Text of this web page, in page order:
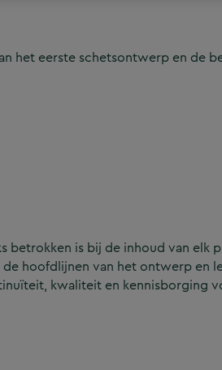
het eerste schetsontwerp en de
is bij de inhoud van elk
hoofdlijnen van het ontwerp en
kwaliteit en kennisborging